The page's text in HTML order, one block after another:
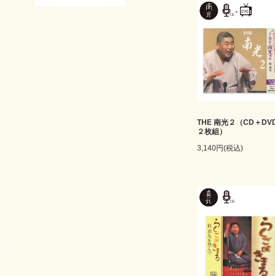
THE 南光２（CD＋
２枚組）
3,140円(税込)